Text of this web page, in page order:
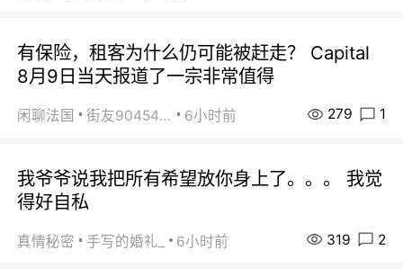
有保险，租客为什么仍可能被赶走？ Capital
8月9日当天报道了一宗非常值得
闲聊法国 街友90454511 6小时前 279 1
我爷爷说我把所有希望放你身上了。。。 我觉
得好自私
真情秘密 手写的婚礼_ 6小时前 319 2